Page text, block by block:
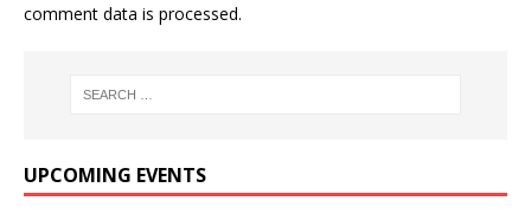
comment data is processed.
UPCOMING EVENTS